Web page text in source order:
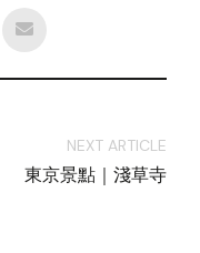
NEXT ARTICLE
東京景點｜淺草寺